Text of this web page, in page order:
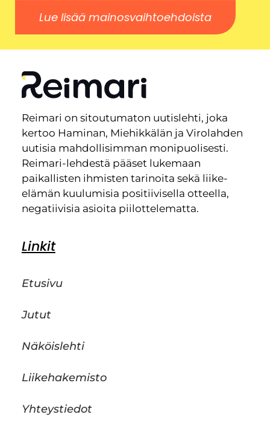
Lue lisää mainosvaihtoehdoista
Reimari on sitoutumaton uutislehti, joka
kertoo Haminan, Miehikkälän ja Virolahden
uutisia mahdollisimman monipuolisesti.
Reimari-lehdestä pääset lukemaan
paikallisten ihmisten tarinoita sekä liike-
elämän kuulumisia positiivisella otteella,
negatiivisia asioita piilottelematta.
Linkit
Etusivu
Jutut
Näköislehti
Liikehakemisto
Yhteystiedot